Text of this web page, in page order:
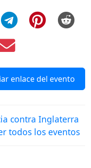
enlace del evento
contra Inglaterra
todos los eventos